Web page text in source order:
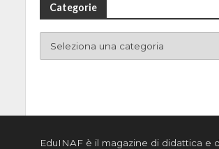
Categorie
EduINAF è il magazine di didattica e